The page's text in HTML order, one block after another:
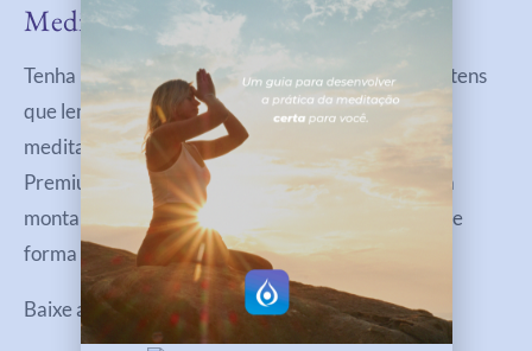
Meditação
Tenha reservado um local em sua casa que tenha itens
que lembrem você diariamente da prática da
meditação. No aplicativo Pura Energia Positiva
Premium você encontra um e-book completo para
montar seu
santuário de meditação doméstico
de
forma simples e prática em sua casa.
Baixe agora e tenha 7 dias grátis: